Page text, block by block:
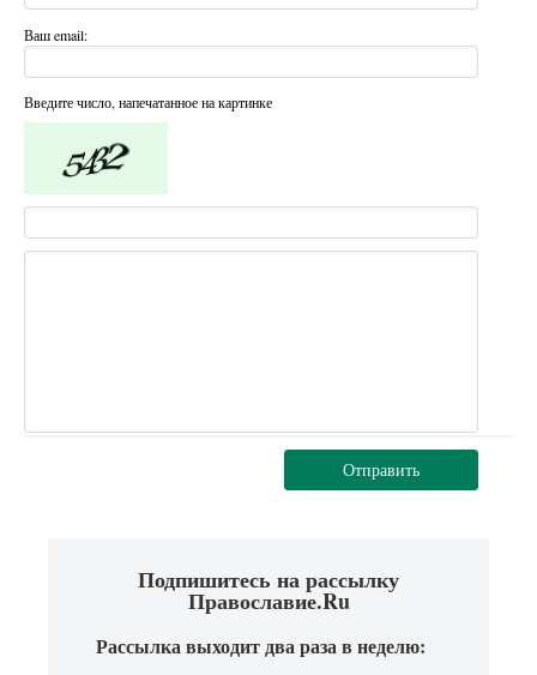
Ваш email:
Введите число, напечатанное на картинке
Отправить
Подпишитесь на рассылку
Православие.Ru
Рассылка выходит два раза в неделю: